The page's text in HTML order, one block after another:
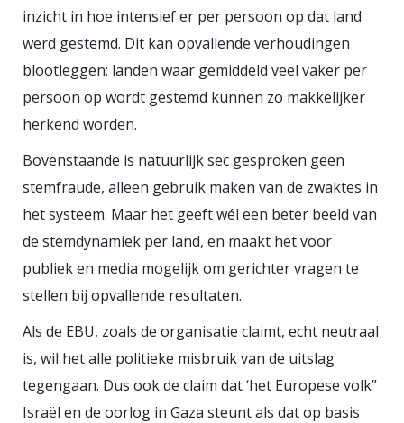
gemeenschap en de genocide in
Israël in Amerika terecht komt…de
wereld is gek geworden! Aan de
andere kant…alles is verbonden…
fascistische krachten die nu over
de wereld glibberen gesmoord
kunnen worden in glitter en
glamour, en dat de zalige
diversiteit van de mensheid zal
zegevieren. Let’s break the code!
https://www.youtube.com/watch?
v=CO_qJf-nW0k&list=RDCO_qJf-
nW0k&start_radio=1
inzicht in hoe intensief er per persoon op dat land
werd gestemd. Dit kan opvallende verhoudingen
blootleggen: landen waar gemiddeld veel vaker per
persoon op wordt gestemd kunnen zo makkelijker
herkend worden.
Bovenstaande is natuurlijk sec gesproken geen
stemfraude, alleen gebruik maken van de zwaktes in
het systeem. Maar het geeft wél een beter beeld van
de stemdynamiek per land, en maakt het voor
publiek en media mogelijk om gerichter vragen te
stellen bij opvallende resultaten.
Als de EBU, zoals de organisatie claimt, echt neutraal
is, wil het alle politieke misbruik van de uitslag
tegengaan. Dus ook de claim dat ‘het Europese volk”
Israël en de oorlog in Gaza steunt als dat op basis